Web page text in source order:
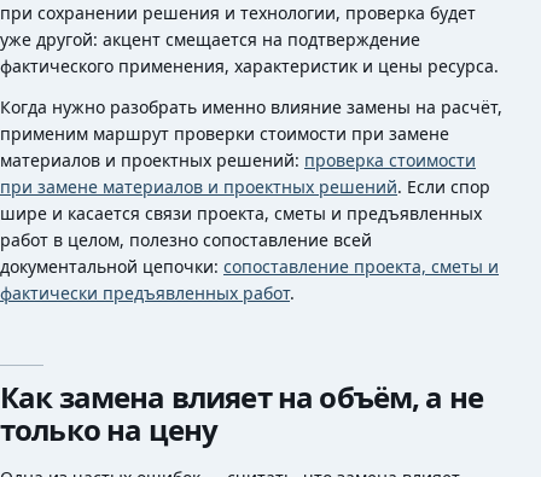
при сохранении решения и технологии, проверка будет
уже другой: акцент смещается на подтверждение
фактического применения, характеристик и цены ресурса.
Когда нужно разобрать именно влияние замены на расчёт,
применим маршрут проверки стоимости при замене
материалов и проектных решений: проверка стоимости
при замене материалов и проектных решений. Если спор
шире и касается связи проекта, сметы и предъявленных
работ в целом, полезно сопоставление всей
документальной цепочки: сопоставление проекта, сметы и
фактически предъявленных работ.
Как замена влияет на объём, а не
только на цену